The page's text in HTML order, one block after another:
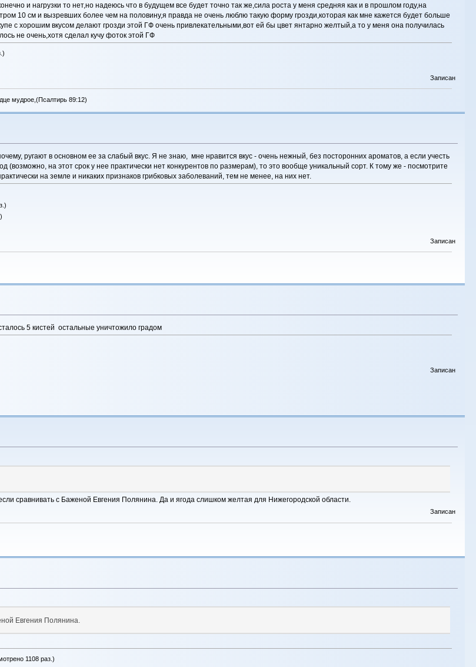
и нагрузки то нет,но надеюсь что в будущем все будет точно так же,сила роста у меня средняя как и в прошлом году,на
10 см и вызревших более чем на половину,я правда не очень люблю такую форму грозди,которая как мне кажется будет больше
с хорошим вкусом делают грозди этой ГФ очень привлекательными,вот ей бы цвет янтарно желтый,а то у меня она получилась
не очень,хотя сделал кучу фоток этой ГФ
Записан
мудрое,(Псалтирь 89:12)
ругают в основном ее за слабый вкус. Я не знаю, мне нравится вкус - очень нежный, без посторонних ароматов, а если учесть
(возможно, на этот срок у нее практически нет конкурентов по размерам), то это вообще уникальный сорт. К тому же - посмотрите
на земле и никаких признаков грибковых заболеваний, тем не менее, на них нет.
Записан
5 кистей остальные уничтожило градом
Записан
сравнивать с Баженой Евгения Полянина. Да и ягода слишком желтая для Нижегородской области.
Записан
Евгения Полянина.
1108 раз.)